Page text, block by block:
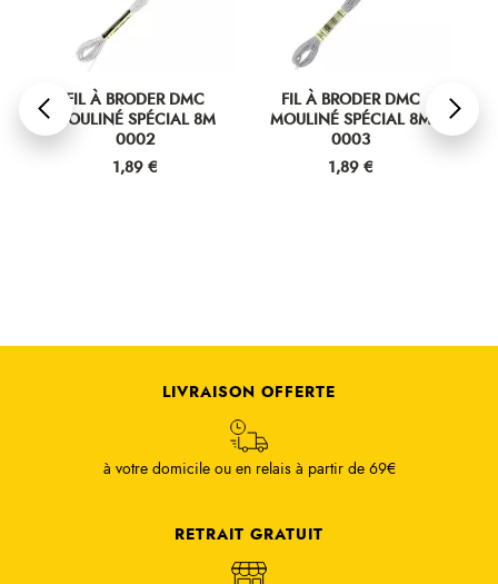
FIL À BRODER DMC
MOULINÉ SPÉCIAL 8M
0002
Prix
1,89 €
FIL À BRODER DMC
MOULINÉ SPÉCIAL 8M
0003
Prix
1,89 €
LIVRAISON OFFERTE
à votre domicile ou en relais à partir de 69€
RETRAIT GRATUIT